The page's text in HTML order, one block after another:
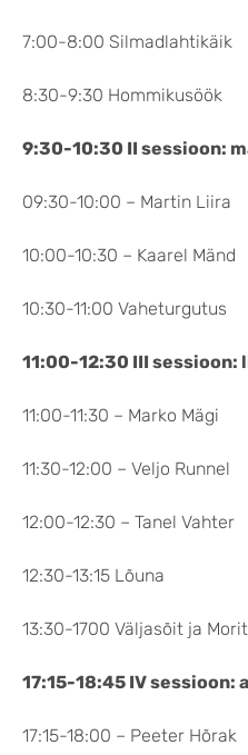
7:00-8:00 Silmadlahtikäik
8:30-9:30 Hommikusöök
9:30-10:30 II sessioon:
09:30-10:00 – Martin Liira
10:00-10:30 – Kaarel Mänd
10:30-11:00 Vaheturgutus
11:00-12:30 III sessioon:
11:00-11:30 – Marko Mägi
11:30-12:00 – Veljo Runnel
12:00-12:30 – Tanel Vahter
12:30-13:15 Lõuna
13:30-1700 Väljasõit ja
17:15-18:45 IV sessioon:
17:15-18:00 – Peeter Hõrak